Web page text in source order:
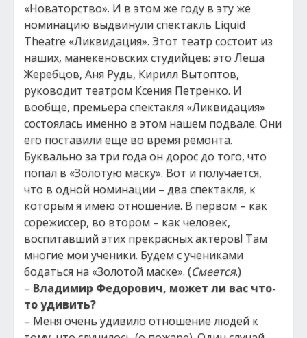
«Новаторство». И в этом же году в эту же
номинацию выдвинули спектакль Liquid
Theatre «Ликвидация». Этот театр состоит из
наших, манекеновских студийцев: это Леша
Жеребцов, Аня Рудь, Кирилл Вытоптов,
руководит театром Ксения Петренко. И
вообще, премьера спектакля «Ликвидация»
состоялась именно в этом нашем подвале. Они
его поставили еще во время ремонта.
Буквально за три года он дорос до того, что
попал в «Золотую маску». Вот и получается,
что в одной номинации – два спектакля, к
которым я имею отношение. В первом – как
сорежиссер, во втором – как человек,
воспитавший этих прекрасных актеров! Там
многие мои ученики. Будем с учениками
бодаться на «Золотой маске». (Смеется.)
– Владимир Федорович, может ли вас что-
то удивить?
– Меня очень удивило отношение людей к